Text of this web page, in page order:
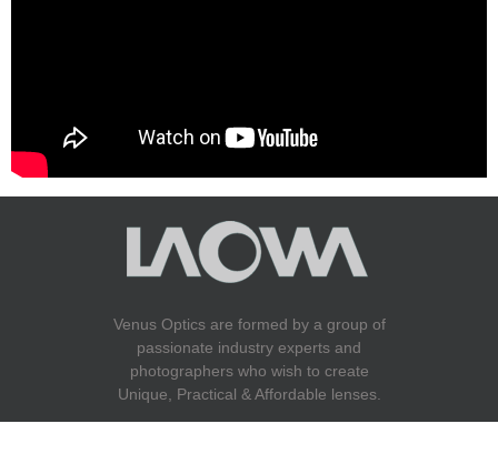
Venus Optics are formed by a group of
passionate industry experts and
photographers who wish to create
Unique, Practical & Affordable lenses.